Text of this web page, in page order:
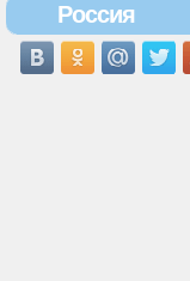
Россия